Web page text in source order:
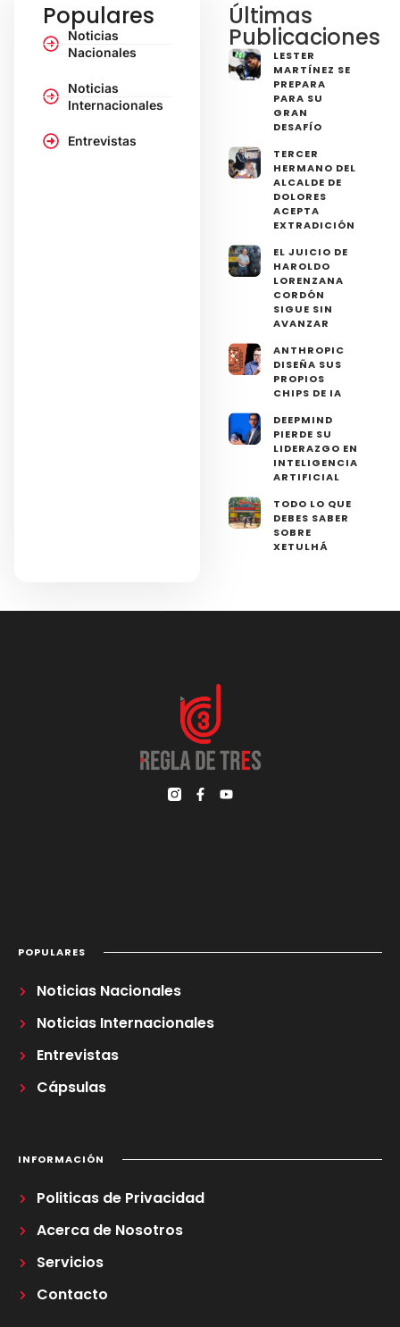
Populares
Noticias
Nacionales
Noticias
Internacionales
Entrevistas
Últimas
Publicaciones
LESTER
MARTÍNEZ SE
PREPARA
PARA SU
GRAN
DESAFÍO
TERCER
HERMANO DEL
ALCALDE DE
DOLORES
ACEPTA
EXTRADICIÓN
EL JUICIO DE
HAROLDO
LORENZANA
CORDÓN
SIGUE SIN
AVANZAR
ANTHROPIC
DISEÑA SUS
PROPIOS
CHIPS DE IA
DEEPMIND
PIERDE SU
LIDERAZGO EN
INTELIGENCIA
ARTIFICIAL
TODO LO QUE
DEBES SABER
SOBRE
XETULHÁ
POPULARES
Noticias Nacionales
Noticias Internacionales
Entrevistas
Cápsulas
INFORMACIÓN
Politicas de Privacidad
Acerca de Nosotros
Servicios
Contacto